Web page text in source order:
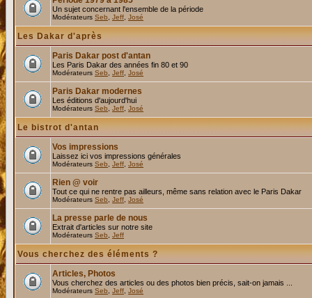
Un sujet concernant l'ensemble de la période
Modérateurs Seb Jeff José
Les Dakar d'après
Paris Dakar post d'antan
Les Paris Dakar des années fin 80 et 90
Modérateurs Seb Jeff José
Paris Dakar modernes
Les éditions d'aujourd'hui
Modérateurs Seb Jeff José
Le bistrot d'antan
Vos impressions
Laissez ici vos impressions générales
Modérateurs Seb Jeff José
Rien @ voir
Tout ce qui ne rentre pas ailleurs, même sans relation avec le Paris Dakar
Modérateurs Seb Jeff José
La presse parle de nous
Extrait d'articles sur notre site
Modérateurs Seb Jeff
Vous cherchez des éléments ?
Articles, Photos
Vous cherchez des articles ou des photos bien précis, sait-on jamais ...
Modérateurs Seb Jeff José